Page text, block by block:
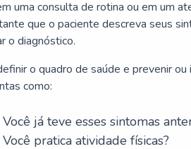
uma consulta de rotina ou em um
que o paciente descreva seus
o diagnóstico.
o quadro de saúde e prevenir
como:
Você já teve esses sintomas
Você pratica atividade físicas?